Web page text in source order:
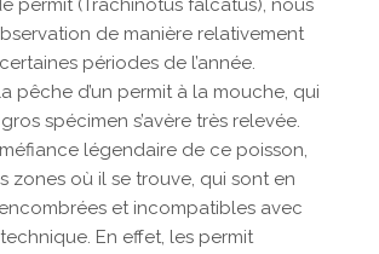
permit (Trachinotus falcatus), nous
de manière relativement
périodes de l’année.
pêche d’un permit à la mouche, qui
spécimen s’avère très relevée.
légendaire de ce poisson,
zones où il se trouve, qui sont en
et incompatibles avec
En effet, les permit